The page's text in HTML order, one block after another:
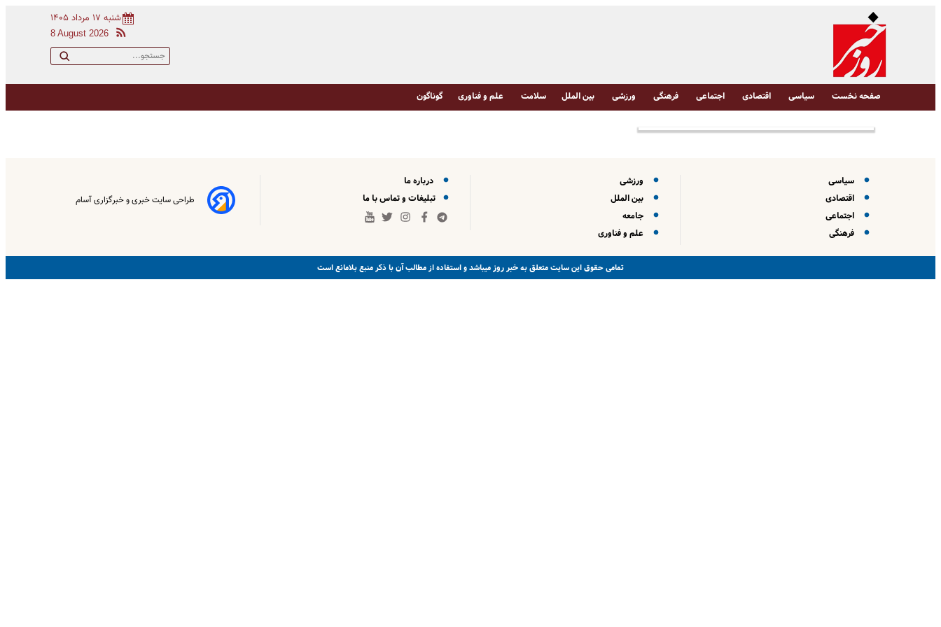
شنبه ۱۷ مرداد ۱۴۰۵
8 August 2026
صفحه نخست سیاسی اقتصادی اجتماعی فرهنگی ورزشی بین الملل سلامت علم و فناوری گوناگون
سیاسی
اقتصادی
اجتماعی
فرهنگی
ورزشی
بین الملل
جامعه
علم و فناوری
درباره ما
تبلیغات و تماس با ما
طراحی سایت خبری و خبرگزاری آسام
تمامی حقوق این سایت متعلق بهخبر روزمیباشد و استفاده از مطالب آن با ذکر منبع بلامانع است